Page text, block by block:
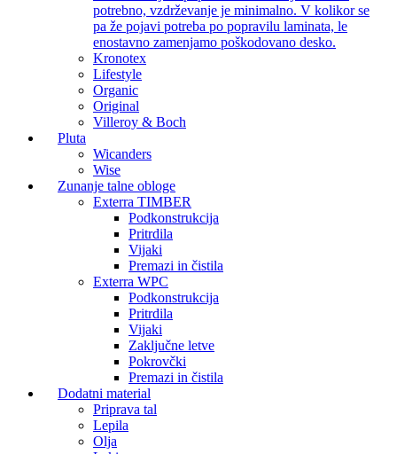
potrebno, vzdrževanje je minimalno. V kolikor se
pa že pojavi potreba po popravilu laminata, le
enostavno zamenjamo poškodovano desko.
Kronotex
Lifestyle
Organic
Original
Villeroy & Boch
Pluta
Wicanders
Wise
Zunanje talne obloge
Exterra TIMBER
Podkonstrukcija
Pritrdila
Vijaki
Premazi in čistila
Exterra WPC
Podkonstrukcija
Pritrdila
Vijaki
Zaključne letve
Pokrovčki
Premazi in čistila
Dodatni material
Priprava tal
Lepila
Olja